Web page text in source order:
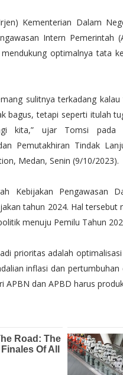
Kementerian Dalam
Intern Pemerintah
optimalnya tata
sulitnya terkadang
tetapi seperti itulah
kita,” ujar Tomsi pada
Pemutakhiran Tindak
Medan, Senin (9/10/2023).
Kebijakan Pengawasan
tahun 2024. Hal
menuju Pemilu Tahun
prioritas adalah
inflasi dan
APBN dan APBD harus